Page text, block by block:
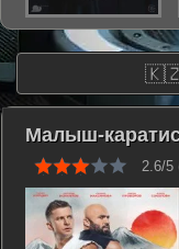
Малыш-
2.6/5